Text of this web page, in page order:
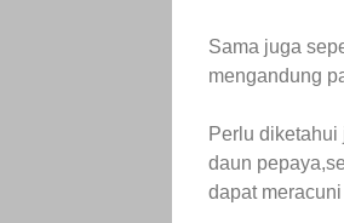
Sama juga
mengandung
Perlu
daun
dapat